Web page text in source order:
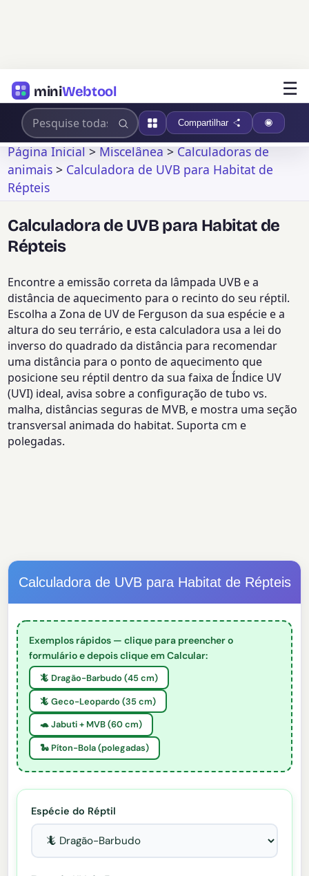
miniWebtool ☰
Compartilhar
Página Inicial>Miscelânea>Calculadoras de
animais > Calculadora de UVB para Habitat de
Répteis
Calculadora de UVB para Habitat de
Répteis
Encontre a emissão correta da lâmpada UVB e a
distância de aquecimento para o recinto do seu réptil.
Escolha a Zona de UV de Ferguson da sua espécie e a
altura do seu terrário, e esta calculadora usa a lei do
inverso do quadrado da distância para recomendar
uma distância para o ponto de aquecimento que
posicione seu réptil dentro da sua faixa de Índice UV
(UVI) ideal, avisa sobre a configuração de tubo vs.
malha, distâncias seguras de MVB, e mostra uma seção
transversal animada do habitat. Suporta cm e
polegadas.
Calculadora de UVB para Habitat de Répteis
Exemplos rápidos — clique para preencher o
formulário e depois clique em Calcular:
🦎 Dragão-Barbudo (45 cm)
🦎 Geco-Leopardo (35 cm)
🐢 Jabuti + MVB (60 cm)
🐍 Píton-Bola (polegadas)
Espécie do Réptil